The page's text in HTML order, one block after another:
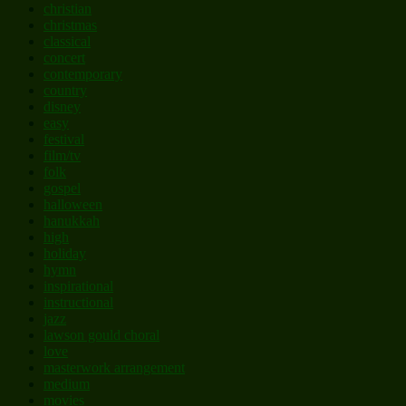
christian
christmas
classical
concert
contemporary
country
disney
easy
festival
film/tv
folk
gospel
halloween
hanukkah
high
holiday
hymn
inspirational
instructional
jazz
lawson gould choral
love
masterwork arrangement
medium
movies